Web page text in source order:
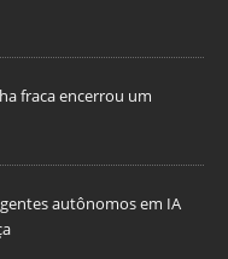
fraca encerrou um
autônomos em IA